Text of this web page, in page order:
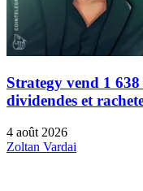
Strategy vend 1
dividendes et
4 août 2026
Zoltan Vardai